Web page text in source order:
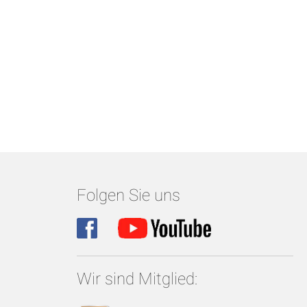
Folgen Sie uns
Wir sind Mitglied: